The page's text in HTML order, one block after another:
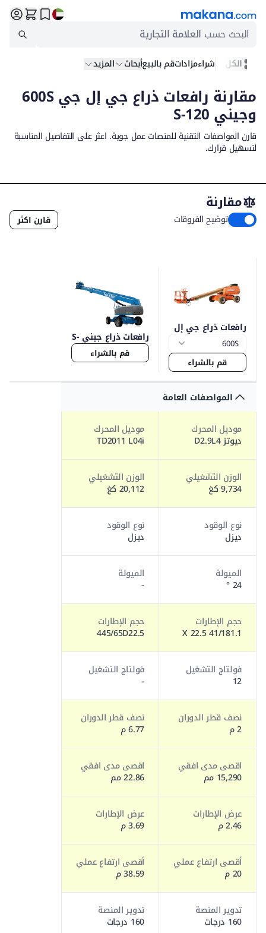
البحث حسب العلامة التجارية
الكل شراءمزاداتقم بالبيعأبحاث المزيد
مقارنة رافعات ذراع جي إل جي 600S
وجيني S-120
قارن المواصفات التقنية للمنصات عمل جوية. اعثر على التفاصيل المناسبة
لتسهيل قرارك.
مقارنة
توضيح الفروقات قارن اكثر
رافعات ذراع جي إل
جي 600
قم بالشراء
رافعات ذراع جيني S-
120 قم بالشراء
المواصفات العامة
موديل المحرك
ديوتز D2.9L4
موديل المحرك
TD2011 L04i
الوزن التشغيلي
9,734 كغ
الوزن التشغيلي
20,112 كغ
نوع الوقود
ديزل
نوع الوقود
ديزل
الميولة
24 °
الميولة
-
حجم الإطارات
41/181.1 X 22.5
حجم الإطارات
445/65D22.5
فولتاج التشغيل
12
فولتاج التشغيل
-
نصف قطر الدوران
2 م
نصف قطر الدوران
6.77 م
اقصى مدى افقي
15,290 مم
اقصى مدى افقي
22.86 مم
عرض الإطارات
2.46 م
عرض الإطارات
3.69 م
أقصى ارتفاع عملي
20 م
أقصى ارتفاع عملي
38.59 م
تدوير المنصة
160 درجات
تدوير المنصة
160 درجات